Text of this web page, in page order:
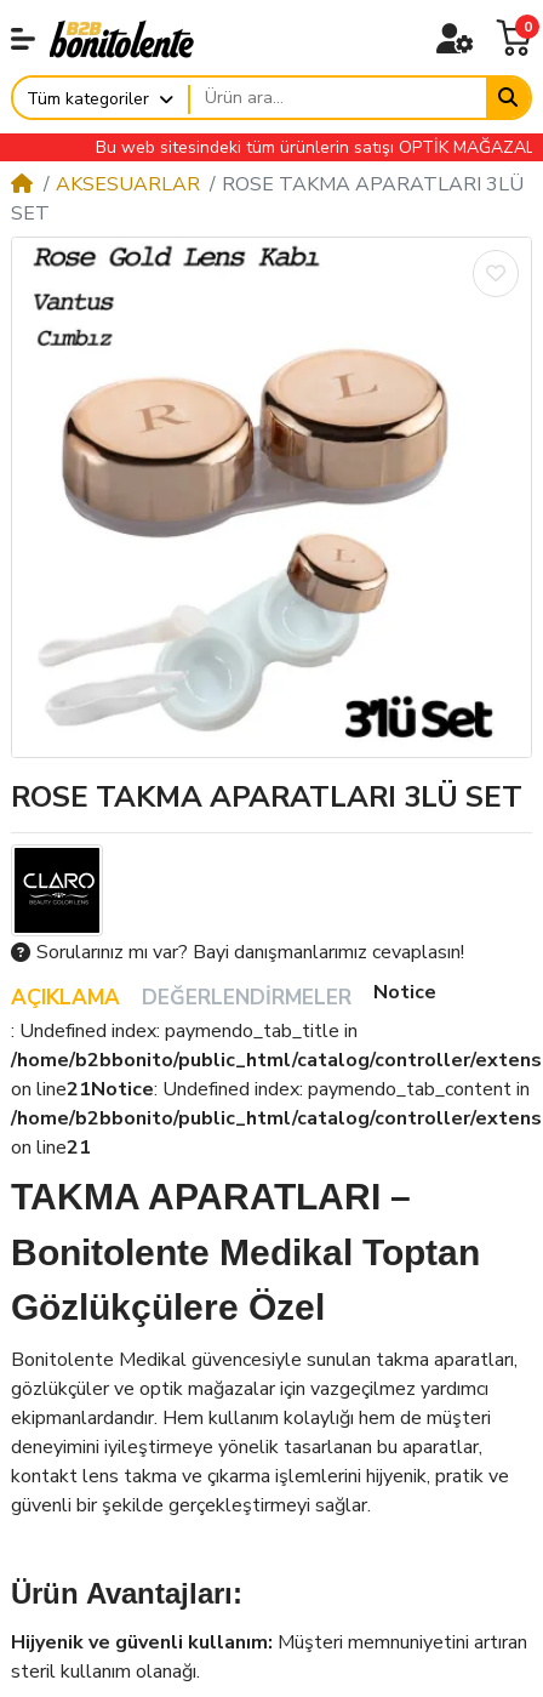
0
Tüm kategoriler
Bu web sitesindeki tüm ürünlerin satışı OPTİK
AKSESUARLAR
ROSE TAKMA APARATLARI 3LÜ
SET
ROSE TAKMA APARATLARI 3LÜ SET
AÇIKLAMA DEĞERLENDIRMELER
Notice
: Undefined index: paymendo_tab_title in
/home/b2bbonito/public_html/catalog/controller/
on line21Notice: Undefined index: paymendo_tab_content in
/home/b2bbonito/public_html/catalog/controller/
on line21
TAKMA APARATLARI –
Bonitolente Medikal Toptan
Gözlükçülere Özel
Bonitolente Medikal güvencesiyle sunulan takma aparatları,
gözlükçüler ve optik mağazalar için vazgeçilmez yardımcı
ekipmanlardandır. Hem kullanım kolaylığı hem de müşteri
deneyimini iyileştirmeye yönelik tasarlanan bu aparatlar,
kontakt lens takma ve çıkarma işlemlerini hijyenik, pratik ve
güvenli bir şekilde gerçekleştirmeyi sağlar.
Ürün Avantajları:
Hijyenik ve güvenli kullanım: Müşteri memnuniyetini artıran
steril kullanım olanağı.
Sorularınız mı var? Bayi danışmanlarımız cevaplasın!